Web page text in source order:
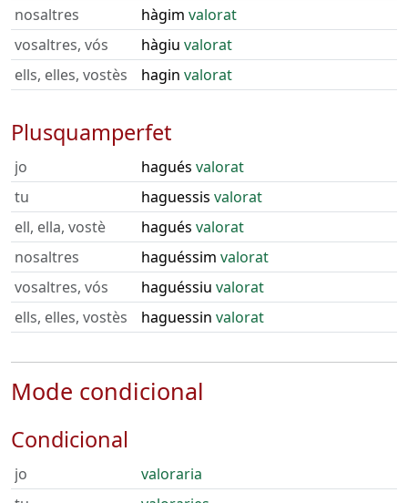
nosaltres
hàgim valorat
vosaltres, vós
hàgiu valorat
ells, elles, vostès
hagin valorat
Plusquamperfet
jo hagués valorat
tu
haguessis valorat
ell, ella, vostè
hagués valorat
nosaltres
haguéssim valorat
vosaltres, vós
haguéssiu valorat
ells, elles, vostès
haguessin valorat
Mode condicional
Condicional
jo
valoraria